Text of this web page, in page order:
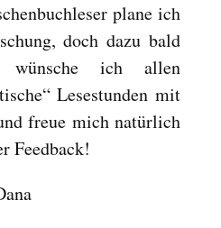
plane ich
doch dazu bald
ich allen
Lesestunden mit
freue mich natürlich
Feedback!